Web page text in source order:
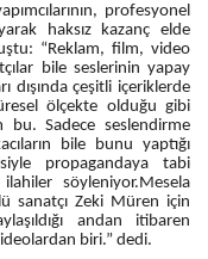
profesyonel
haksız kazanç elde
“Reklam, film, video
bile seslerinin yapay
dışında çeşitli içeriklerde
ölçekte olduğu gibi
Sadece seslendirme
bile bunu yaptığı
propagandaya tabi
söyleniyor.Mesela
sanatçı Zeki Müren için
andan itibaren
biri.” dedi.